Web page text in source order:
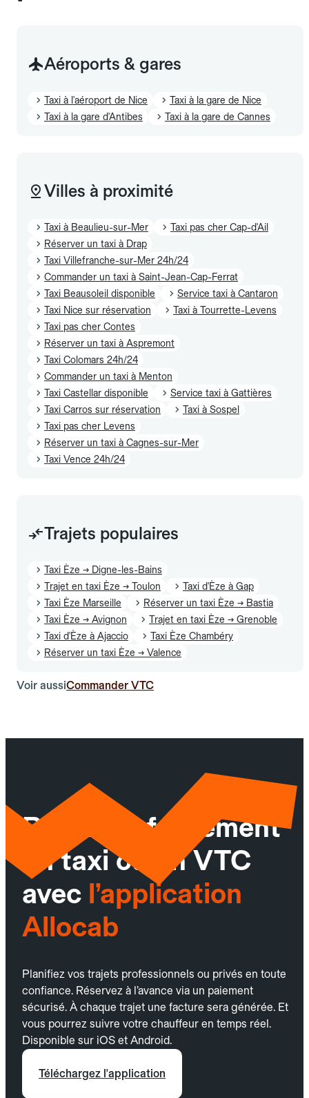
Aéroports & gares
Taxi à l'aéroport de Nice
Taxi à la gare de Nice
Taxi à la gare d'Antibes
Taxi à la gare de Cannes
Villes à proximité
Taxi à Beaulieu-sur-Mer
Taxi pas cher Cap-d'Ail
Réserver un taxi à Drap
Taxi Villefranche-sur-Mer 24h/24
Commander un taxi à Saint-Jean-Cap-Ferrat
Taxi Beausoleil disponible
Service taxi à Cantaron
Taxi Nice sur réservation
Taxi à Tourrette-Levens
Taxi pas cher Contes
Réserver un taxi à Aspremont
Taxi Colomars 24h/24
Commander un taxi à Menton
Taxi Castellar disponible
Service taxi à Gattières
Taxi Carros sur réservation
Taxi à Sospel
Taxi pas cher Levens
Réserver un taxi à Cagnes-sur-Mer
Taxi Vence 24h/24
Trajets populaires
Taxi Èze → Digne-les-Bains
Trajet en taxi Èze → Toulon
Taxi d'Èze à Gap
Taxi Èze Marseille
Réserver un taxi Èze → Bastia
Taxi Èze → Avignon
Trajet en taxi Èze → Grenoble
Taxi d'Èze à Ajaccio
Taxi Èze Chambéry
Réserver un taxi Èze → Valence
Voir aussiCommander VTC
Réservez facilement
un taxi ou un VTC
avec l’application
Allocab
Planifiez vos trajets professionnels ou privés en toute
confiance. Réservez à l’avance via un paiement
sécurisé. À chaque trajet une facture sera générée. Et
vous pourrez suivre votre chauffeur en temps réel.
Disponible sur iOS et Android.
Téléchargez l'application